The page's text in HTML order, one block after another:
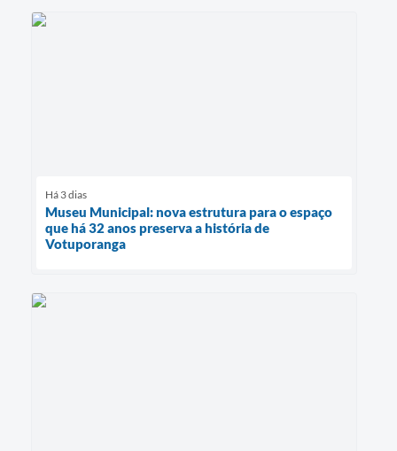
Há 3 dias
Museu Municipal: nova estrutura para o espaço
que há 32 anos preserva a história de
Votuporanga